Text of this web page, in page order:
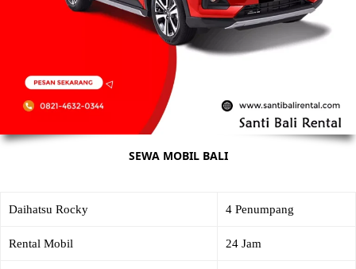
SEWA MOBIL BALI
Daihatsu Rocky 4 Penumpang
Rental Mobil 24 Jam